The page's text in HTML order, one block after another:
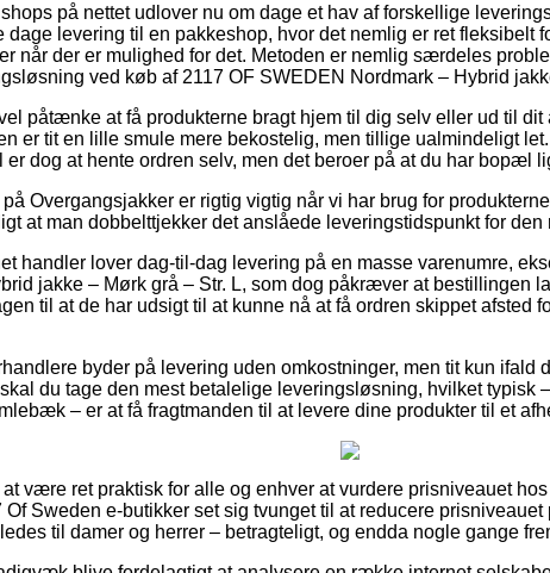
på nettet udlover nu om dage et hav af forskellige
dage levering til en pakkeshop, hvor det nemlig er ret fleksibelt
når der er mulighed for det. Metoden er nemlig særdeles
ved køb af 2117 OF SWEDEN Nordmark – Hybrid
påtænke at få produkterne bragt hjem til dig selv eller ud til dit
er tit en lille smule mere bekostelig, men tillige ualmindeligt
er dog at hente ordren selv, men det beroer på at du har bopæl
Overgangsjakker er rigtig vigtig når vi har brug for
at man dobbelttjekker det anslåede leveringstidspunkt for den
handler lover dag-til-dag levering på en masse varenumre,
jakke – Mørk grå – Str. L, som dog påkræver at bestillingen
til at de har udsigt til at kunne nå at få ordren skippet afsted
byder på levering uden omkostninger, men tit kun ifald
du tage den mest betalelige leveringsløsning, hvilket typisk
– er at få fragtmanden til at levere dine produkter til et
at være ret praktisk for alle og enhver at vurdere prisniveauet
Of Sweden e-butikker set sig tvunget til at reducere
til damer og herrer – betragteligt, og endda nogle gange